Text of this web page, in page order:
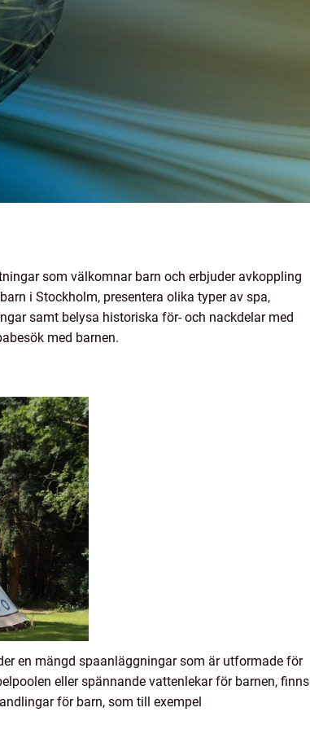
som välkomnar barn och erbjuder avkoppling
i Stockholm, presentera olika typer av spa,
samt belysa historiska för- och nackdelar med
med barnen.
en mängd spaanläggningar som är utformade för
eller spännande vattenlekar för barnen, finns
för barn, som till exempel